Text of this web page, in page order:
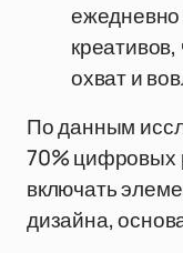
ежедневно
охват и
По данным
70% цифровых
включать
дизайна,